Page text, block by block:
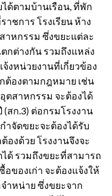
ด้ตามบ้านเรือน, ที่พัก
ชการ โรงเรียน ห้าง
าหกรรม ซึ่งขยะแต่ละ
กต่างกัน รวมถึงแหล่ง
งหน่วยงานที่เกี่ยวข้อง
ต้องตามกฎหมาย เช่น
ตสาหกรรม จะต้องได้
สก.3) ต่อกรมโรงงาน
ำจัดขยะจะต้องได้รับ
งด้วย โรงงานจึงจะ
ด้ รวมถึงขยะที่สามารถ
ของเก่า จะต้องแจ้งให้
ำหน่าย ซึ่งขยะจาก